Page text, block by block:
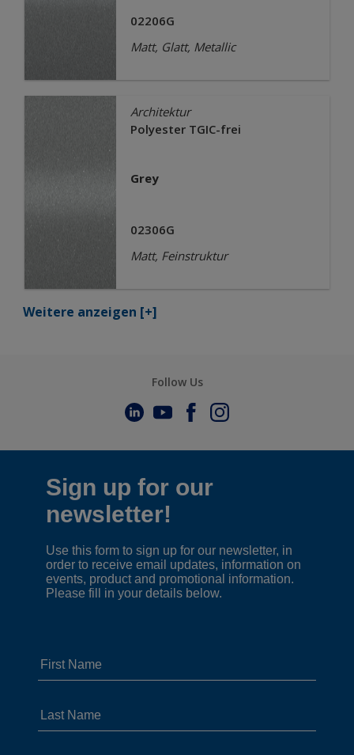
02206G
Matt, Glatt, Metallic
Architektur
Polyester TGIC-frei
Grey
02306G
Matt, Feinstruktur
Weitere anzeigen [+]
Follow Us